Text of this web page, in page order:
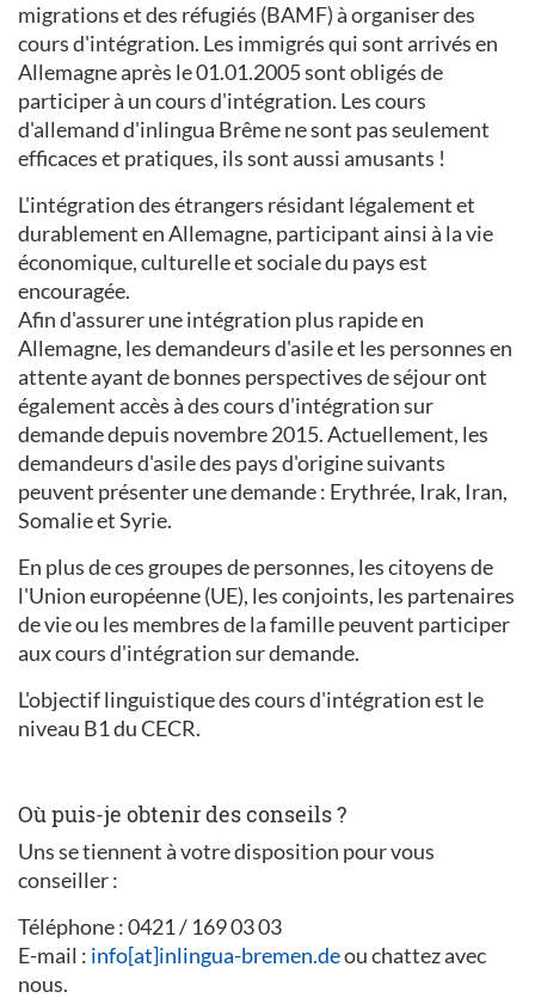
migrations et des réfugiés (BAMF) à organiser des
cours d'intégration. Les immigrés qui sont arrivés en
Allemagne après le 01.01.2005 sont obligés de
participer à un cours d'intégration. Les cours
d'allemand d'inlingua Brême ne sont pas seulement
efficaces et pratiques, ils sont aussi amusants !
L'intégration des étrangers résidant légalement et
durablement en Allemagne, participant ainsi à la vie
économique, culturelle et sociale du pays est
encouragée.
Afin d'assurer une intégration plus rapide en
Allemagne, les demandeurs d'asile et les personnes en
attente ayant de bonnes perspectives de séjour ont
également accès à des cours d'intégration sur
demande depuis novembre 2015. Actuellement, les
demandeurs d'asile des pays d'origine suivants
peuvent présenter une demande : Erythrée, Irak, Iran,
Somalie et Syrie.
En plus de ces groupes de personnes, les citoyens de
l'Union européenne (UE), les conjoints, les partenaires
de vie ou les membres de la famille peuvent participer
aux cours d'intégration sur demande.
L'objectif linguistique des cours d'intégration est le
niveau B1 du CECR.
Où puis-je obtenir des conseils ?
Uns se tiennent à votre disposition pour vous
conseiller :
Téléphone : 0421 / 169 03 03
E-mail : info[at]inlingua-bremen.deou chattez avec
nous.